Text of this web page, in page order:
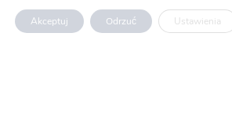
Polityka prywatności
Akceptuj Odrzuć Ustawienia